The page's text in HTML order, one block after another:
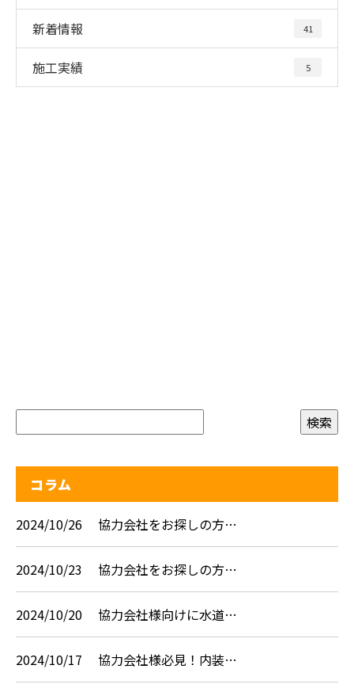
新着情報 41
施工実績 5
コラム
2024/10/26 協力会社をお探しの方…
2024/10/23 協力会社をお探しの方…
2024/10/20 協力会社様向けに水道…
2024/10/17 協力会社様必見！内装…